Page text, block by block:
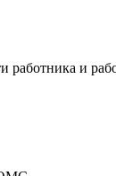
работника и